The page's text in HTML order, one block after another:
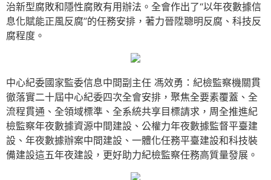
治新型腐敗和隱性腐敗有用辦法。全會作出了“以年夜數據信
息化賦能正風反腐”的任務安排，著力晉陞聰明反腐、科技反
腐程度。
中心紀委國家監委信息中間副主任 馮效勇：紀檢監察機關貫
徹落實二十屆中心紀委四次全會安排，聚焦全要素覆蓋、全
流程貫通、全領域標準、全系統共享目標請求，周全推進紀
檢監察年夜數據資源中間建設、公權力年夜數據監督平臺建
設、年夜數據辦案中間建設、一體化任務平臺建設和科技裝
備建設這五年夜建設，更好助力紀檢監察任務高質量發展。